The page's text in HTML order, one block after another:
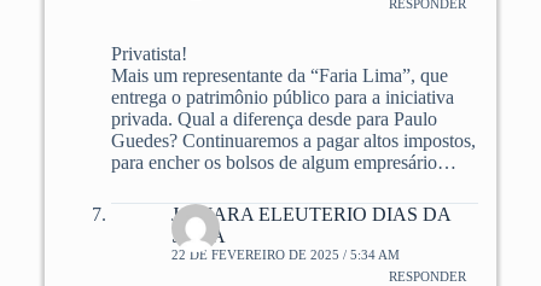
RESPONDER
Privatista!
Mais um representante da “Faria Lima”, que
entrega o patrimônio público para a iniciativa
privada. Qual a diferença desde para Paulo
Guedes? Continuaremos a pagar altos impostos,
para encher os bolsos de algum empresário…
JACIARA ELEUTERIO DIAS DA
SILVA
22 DE FEVEREIRO DE 2025 / 5:34 AM
RESPONDER